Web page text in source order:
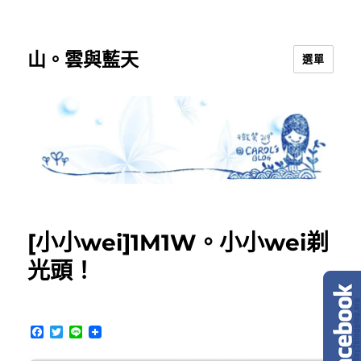
山。雲與藍天 選單
[小小wei]1M1W。小小wei剃
光頭！
F
T
L